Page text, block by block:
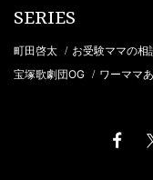
SERIES
町田啓太 / お受験ママの相
宝塚歌劇団OG / ワーママ